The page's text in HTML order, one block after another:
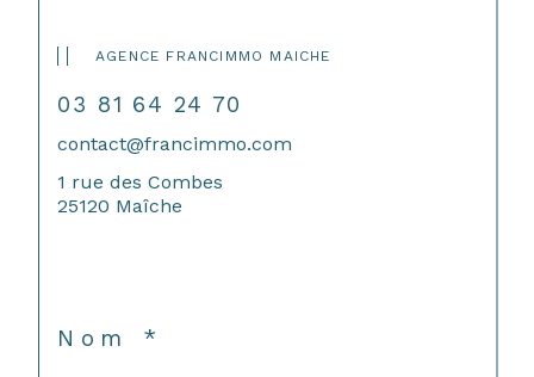
AGENCE FRANCIMMO MAICHE
03 81 64 24 70
contact@francimmo.com
1 rue des Combes
25120 Maîche
Nom *